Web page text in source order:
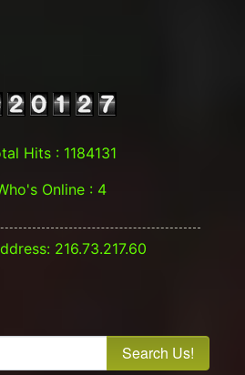
Hits : 1184131
Online : 4
216.73.217.60